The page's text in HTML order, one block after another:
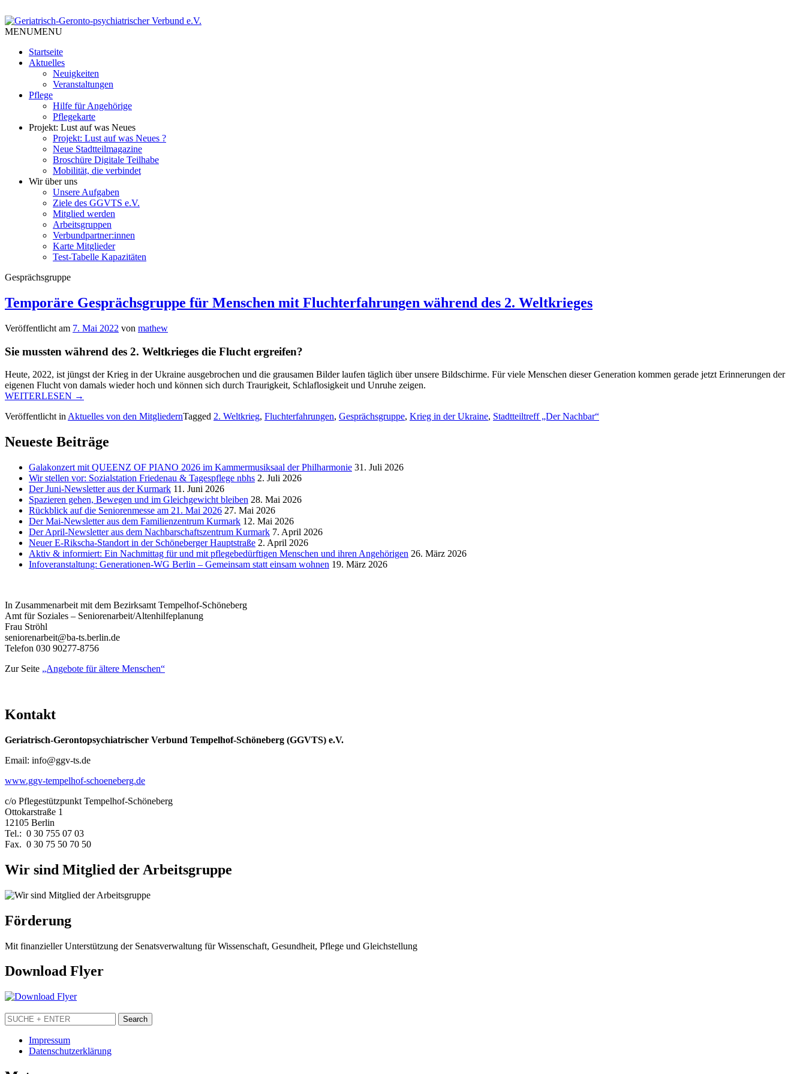
to
content
Geriatrisch-Geronto-psychiatrischer Verbund e.V.
Tempelhof Schöneberg
MENUMENU
Startseite
Aktuelles
Neuigkeiten
Veranstaltungen
Pflege
Hilfe für Angehörige
Pflegekarte
Projekt: Lust auf was Neues
Projekt: Lust auf was Neues ?
Neue Stadtteilmagazine
Broschüre Digitale Teilhabe
Mobilität, die verbindet
Wir über uns
Unsere Aufgaben
Ziele des GGVTS e.V.
Mitglied werden
Arbeitsgruppen
Verbundpartner:innen
Karte Mitglieder
Test-Tabelle Kapazitäten
Gesprächsgruppe
Temporäre Gesprächsgruppe für Menschen mit Fluchterfahrungen während des 2. Weltkrieges
Veröffentlicht am 7. Mai 2022 von mathew
Sie mussten während des 2. Weltkrieges die Flucht ergreifen?
Heute, 2022, ist jüngst der Krieg in der Ukraine ausgebrochen und die grausamen Bilder laufen täglich über unsere Bildschirme. Für viele Menschen dieser Generation kommen gerade jetzt Erinnerungen der
eigenen Flucht von damals wieder hoch und können sich durch Traurigkeit, Schlaflosigkeit und Unruhe zeigen.
WEITERLESEN „Temporäre
für
mit
Fluchterfahrungen
des
2.
Weltkrieges“
→
Veröffentlicht in Aktuelles von den MitgliedernTagged 2. Weltkrieg, Fluchterfahrungen, Gesprächsgruppe, Krieg in der Ukraine, Stadtteiltreff „Der Nachbar“
Neueste Beiträge
Galakonzert mit QUEENZ OF PIANO 2026 im Kammermusiksaal der Philharmonie 31. Juli 2026
Wir stellen vor: Sozialstation Friedenau & Tagespflege nbhs 2. Juli 2026
Der Juni-Newsletter aus der Kurmark 11. Juni 2026
Spazieren gehen, Bewegen und im Gleichgewicht bleiben 28. Mai 2026
Rückblick auf die Seniorenmesse am 21. Mai 2026 27. Mai 2026
Der Mai-Newsletter aus dem Familienzentrum Kurmark 12. Mai 2026
Der April-Newsletter aus dem Nachbarschaftszentrum Kurmark 7. April 2026
Neuer E-Rikscha-Standort in der Schöneberger Hauptstraße 2. April 2026
Aktiv & informiert: Ein Nachmittag für und mit pflegebedürftigen Menschen und ihren Angehörigen 26. März 2026
Infoveranstaltung: Generationen-WG Berlin – Gemeinsam statt einsam wohnen 19. März 2026
In Zusammenarbeit mit dem Bezirksamt Tempelhof-Schöneberg
Amt für Soziales – Seniorenarbeit/Altenhilfeplanung
Frau Ströhl
seniorenarbeit@ba-ts.berlin.de
Telefon 030 90277-8756
Zur Seite „Angebote für ältere Menschen“
Kontakt
Geriatrisch-Gerontopsychiatrischer Verbund Tempelhof-Schöneberg (GGVTS) e.V.
Email: info@ggv-ts.de
www.ggv-tempelhof-schoeneberg.de
c/o Pflegestützpunkt Tempelhof-Schöneberg
Ottokarstraße 1
12105 Berlin
Tel.: 0 30 755 07 03
Fax. 0 30 75 50 70 50
Wir sind Mitglied der Arbeitsgruppe
Förderung
Mit finanzieller Unterstützung der Senatsverwaltung für Wissenschaft, Gesundheit, Pflege und Gleichstellung
Download Flyer
Impressum
Datenschutzerklärung